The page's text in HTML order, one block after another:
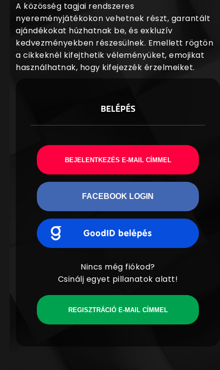
A közösség tagjai rendszeres
nyereményjátékokon vehetnek részt, garantált
ajándékokat húzhatnak be, és exkluzív
kedvezményekben részesülnek. Emellett rögtön
a cikkeknél kifejthetik véleményüket, emojikat
használhatnak, hogy kifejezzék érzelmeiket.
BELÉPÉS
BEJELENTKEZÉS E-MAIL CÍMMEL
FACEBOOK LOGIN
Nincs még fiókod?
Csinálj egyet pillanatok alatt!
REGISZTRÁCIÓ E-MAIL CÍMMEL